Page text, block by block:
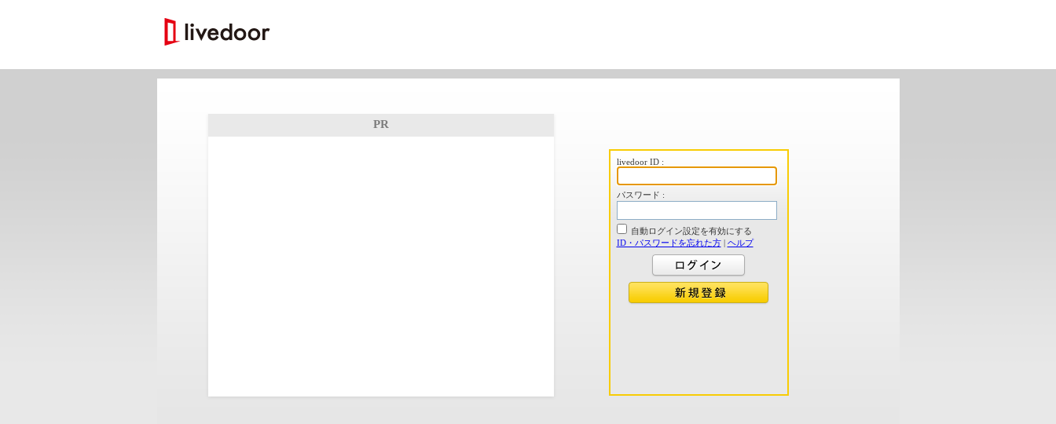
PR
livedoor ID :
パスワード :
自動ログイン設定を有効にする
ID・パスワードを忘れた方| ヘルプ